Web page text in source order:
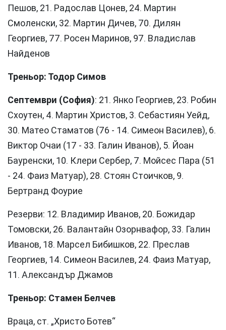
Пешов, 21. Радослав Цонев, 24. Мартин
Смоленски, 32. Мартин Дичев, 70. Дилян
Георгиев, 77. Росен Маринов, 97. Владислав
Найденов
Треньор: Тодор Симов
Септември (София): 21. Янко Георгиев, 23. Робин
Схоутен, 4. Мартин Христов, 3. Себастиян Уейд,
30. Матео Стаматов (76 - 14. Симеон Василев), 6.
Виктор Очаи (17 - 33. Галин Иванов), 5. Йоан
Бауренски, 10. Клери Сербер, 7. Мойсес Пара (51
- 24. Фаиз Матуар), 28. Стоян Стоичков, 9.
Бертранд Фоурие
Резерви: 12. Владимир Иванов, 20. Божидар
Томовски, 26. Валантайн Озорнвафор, 33. Галин
Иванов, 18. Марсел Бибишков, 22. Преслав
Георгиев, 14. Симеон Василев, 24. Фаиз Матуар,
11. Александър Джамов
Треньор: Стамен Белчев
Враца, ст. „Христо Ботев“